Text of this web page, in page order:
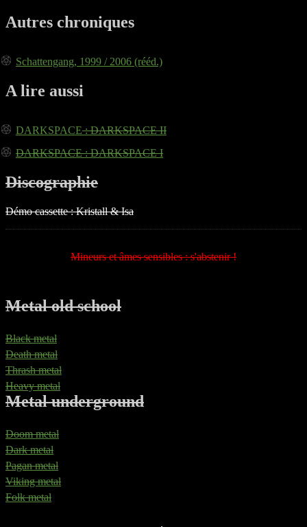
Autres chroniques
Schattengang, 1999 / 2006 (rééd.)
A lire aussi
DARKSPACE: DARKSPACE II
DARKSPACE: DARKSPACE I
Discographie
Démo cassette : Kristall & Isa
Mineurs et âmes sensibles : s'abstenir !
Metal old school
Black metal
Death metal
Thrash metal
Heavy metal
Metal underground
Doom metal
Dark metal
Pagan metal
Viking metal
Folk metal